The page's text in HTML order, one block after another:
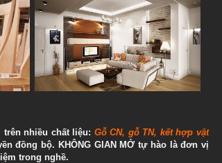
trên nhiều chất liệu: Gỗ CN, gỗ TN, kết hợp vật
đồng bộ. KHÔNG GIAN MỞ tự hào là đơn vị
trong nghề.